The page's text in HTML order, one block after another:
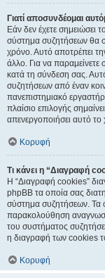
Γιατί αποσυνδέομαι
Εάν δεν έχετε σημειώσει
σύστημα συζητήσεων θα
χρόνο. Αυτό αποτρέπει
άλλο. Για να παραμείνετε
κατά τη σύνδεση σας.
συζητήσεων από έναν
πανεπιστημιακό
πλαίσιο επιλογής
απενεργοποιήσει αυτό το
Κορυφή
Τι κάνει η “Διαγραφή
Η “Διαγραφή cookies”
phpBB τα οποία σας
σύστημα συζητήσεων. Τα
παρακολούθηση
του συστήματος
η διαγραφή των cookies
Κορυφή